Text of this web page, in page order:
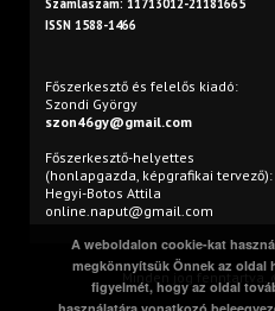
Számlaszám: 11713012-21181665
ISSN 1588-1466
Főszerkesztő és felelős kiadó:
Szondi György
szon46gy@gmail.com
Főszerkesztő-helyettes
(honlapgazda, képgrafikai tervező):
Hegyi-Botos Attila
online.naput@gmail.com
Minden jog fenntartva.
A weboldalon cookie-kat
megkönnyítsük Önnek az oldal
figyelmét, hogy az oldal